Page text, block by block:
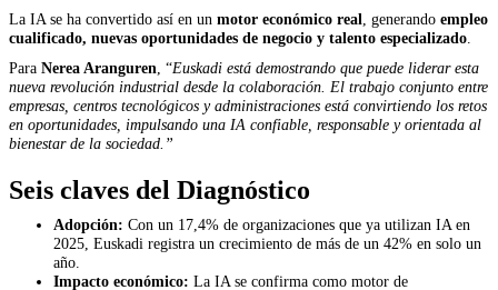
La IA se ha convertido así en un motor económico real, generando empleo
cualificado, nuevas oportunidades de negocio y talento especializado.
Para Nerea Aranguren, “Euskadi está demostrando que puede liderar esta
nueva revolución industrial desde la colaboración. El trabajo conjunto entre
empresas, centros tecnológicos y administraciones está convirtiendo los retos
en oportunidades, impulsando una IA confiable, responsable y orientada al
bienestar de la sociedad.”
Seis claves del Diagnóstico
Adopción: Con un 17,4% de organizaciones que ya utilizan IA en
2025, Euskadi registra un crecimiento de más de un 42% en solo un
año.
Impacto económico: La IA se confirma como motor de